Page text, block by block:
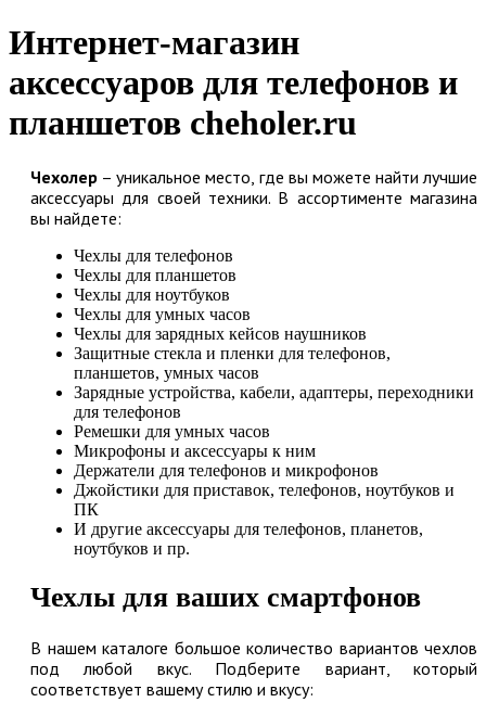
Интернет-магазин
аксессуаров для телефонов и
планшетов cheholer.ru
Чехолер – уникальное место, где вы можете найти лучшие
аксессуары для своей техники. В ассортименте магазина
вы найдете:
Чехлы для телефонов
Чехлы для планшетов
Чехлы для ноутбуков
Чехлы для умных часов
Чехлы для зарядных кейсов наушников
Защитные стекла и пленки для телефонов,
планшетов, умных часов
Зарядные устройства, кабели, адаптеры, переходники
для телефонов
Ремешки для умных часов
Микрофоны и аксессуары к ним
Держатели для телефонов и микрофонов
Джойстики для приставок, телефонов, ноутбуков и
ПК
И другие аксессуары для телефонов, планетов,
ноутбуков и пр.
Чехлы для ваших смартфонов
В нашем каталоге большое количество вариантов чехлов
под любой вкус. Подберите вариант, который
соответствует вашему стилю и вкусу: